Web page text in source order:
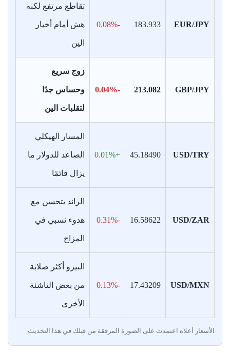
EUR/JPY
183.933
-0.08%
تقاطع مرتفع لكنه
هش أمام أخبار
الين
GBP/JPY
213.082
-0.04%
زوج سريع
وحساس جدًا
لتقلبات الين
USD/TRY
45.18490
+0.01%
المسار الهيكلي
الصاعد للدولار ما
يزال قائمًا
USD/ZAR
16.58622
-0.31%
الراند يتحسن مع
هدوء نسبي في
المزاج
USD/MXN
17.43209
-0.13%
البيزو أكثر صلابة
من بعض الناشئة
الأخرى
الأسعار أعلاه اعتمدت على الصورة المرفقة من قبلك في هذا التحديث.